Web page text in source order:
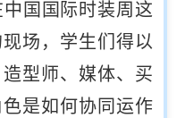
国国际时装周这
场，学生们得以
型师、媒体、买
是如何协同运作